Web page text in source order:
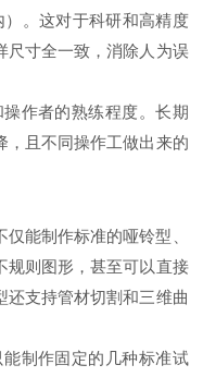
）。这对于科研和高精度
尺寸全一致，消除人为误
作者的熟练程度。长期
，且不同操作工做出来的
能制作标准的哑铃型、
规则图形 ，甚至可以直接
还支持管材切割和三维曲
制作固定的几种标准试